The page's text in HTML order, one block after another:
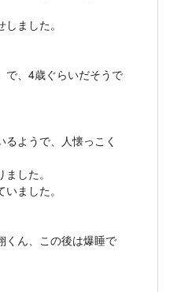
ました。
で、4歳ぐらいだそうで
ようで、人懐っこく
した。
ました。
くん、この後は爆睡で